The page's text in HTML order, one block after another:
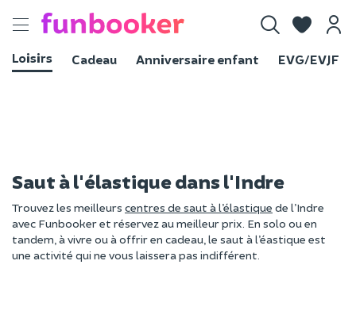
Toggle
Loisirs
Cadeau Anniversaire enfant EVG/EVJF
Saut à l'élastique dans l'Indre
Trouvez les meilleurs centres de saut à l’élastique de l’Indre
avec Funbooker et réservez au meilleur prix. En solo ou en
tandem, à vivre ou à offrir en cadeau, le saut à l’éastique est
une activité qui ne vous laissera pas indifférent.